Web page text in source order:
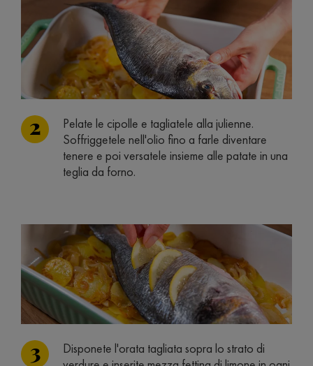
Pelate le cipolle e tagliatele alla julienne.
Soffriggetele nell'olio fino a farle diventare
tenere e poi versatele insieme alle patate in una
teglia da forno.
Disponete l'orata tagliata sopra lo strato di